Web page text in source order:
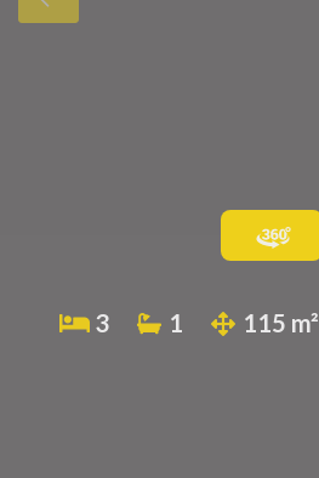
3 1 115 m²